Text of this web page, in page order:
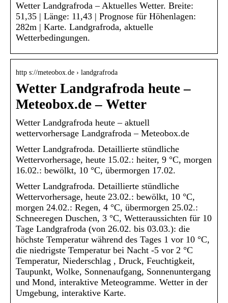
Wetter Landgrafroda – Aktuelles Wetter. Breite:
51,35 | Länge: 11,43 | Prognose für Höhenlagen:
282m | Karte. Landgrafroda, aktuelle
Wetterbedingungen.
http s://meteobox.de › landgrafroda
Wetter Landgrafroda heute –
Meteobox.de – Wetter
Wetter Landgrafroda heute – aktuell
wettervorhersage Landgrafroda – Meteobox.de
Wetter Landgrafroda. Detaillierte stündliche
Wettervorhersage, heute 15.02.: heiter, 9 °C, morgen
16.02.: bewölkt, 10 °C, übermorgen 17.02.
Wetter Landgrafroda. Detaillierte stündliche
Wettervorhersage, heute 23.02.: bewölkt, 10 °C,
morgen 24.02.: Regen, 4 °C, übermorgen 25.02.:
Schneeregen Duschen, 3 °C, Wetteraussichten für 10
Tage Landgrafroda (von 26.02. bis 03.03.): die
höchste Temperatur während des Tages 1 vor 10 °C,
die niedrigste Temperatur bei Nacht -5 vor 2 °C
Temperatur, Niederschlag , Druck, Feuchtigkeit,
Taupunkt, Wolke, Sonnenaufgang, Sonnenuntergang
und Mond, interaktive Meteogramme. Wetter in der
Umgebung, interaktive Karte.